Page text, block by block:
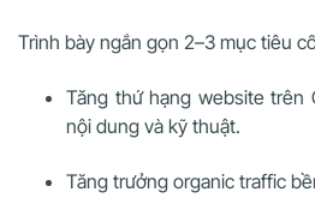
Trình bày ngắn gọn 2–3 mục tiêu
Tăng thứ hạng website trên
nội dung và kỹ thuật.
Tăng trưởng organic traffic